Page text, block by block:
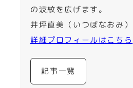
の波紋を広げます。
井坪直美（いつぼなおみ）
詳細プロフィールはこちら
記事一覧